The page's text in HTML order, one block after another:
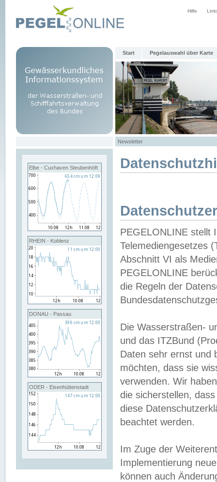
Hilfe
Start Pegelauswahl über Karte
Newsletter
Elbe - Cuxhaven Steubenhöft
RHEIN - Koblenz
DONAU - Passau
ODER - Eisenhüttenstadt
PEGELONLINE stellt
Telemediengesetzes
Abschnitt VI als
PEGELONLINE
die Regeln der
Die Wasserstraßen-
und das ITZBund
Daten sehr ernst und
möchten, dass sie
verwenden. Wir
die sicherstellen,
diese
beachtet werden.
Im Zuge der
Implementierung
können auch